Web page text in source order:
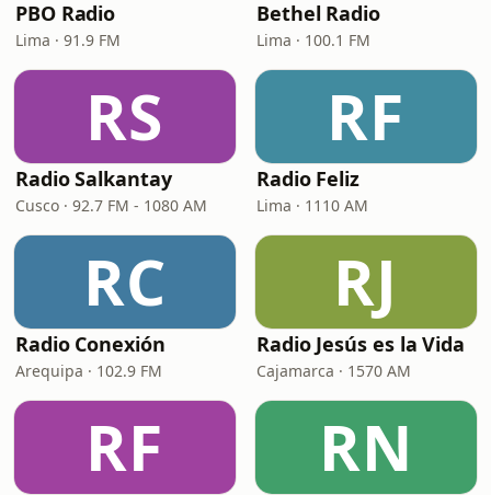
PBO Radio
Lima · 91.9 FM
Bethel Radio
Lima · 100.1 FM
RS
Radio Salkantay
Cusco · 92.7 FM - 1080 AM
RF
Radio Feliz
Lima · 1110 AM
RC
Radio Conexión
Arequipa · 102.9 FM
RJ
Radio Jesús es la Vida
Cajamarca · 1570 AM
RF RN